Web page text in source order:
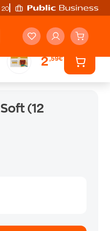
2,59€
(12